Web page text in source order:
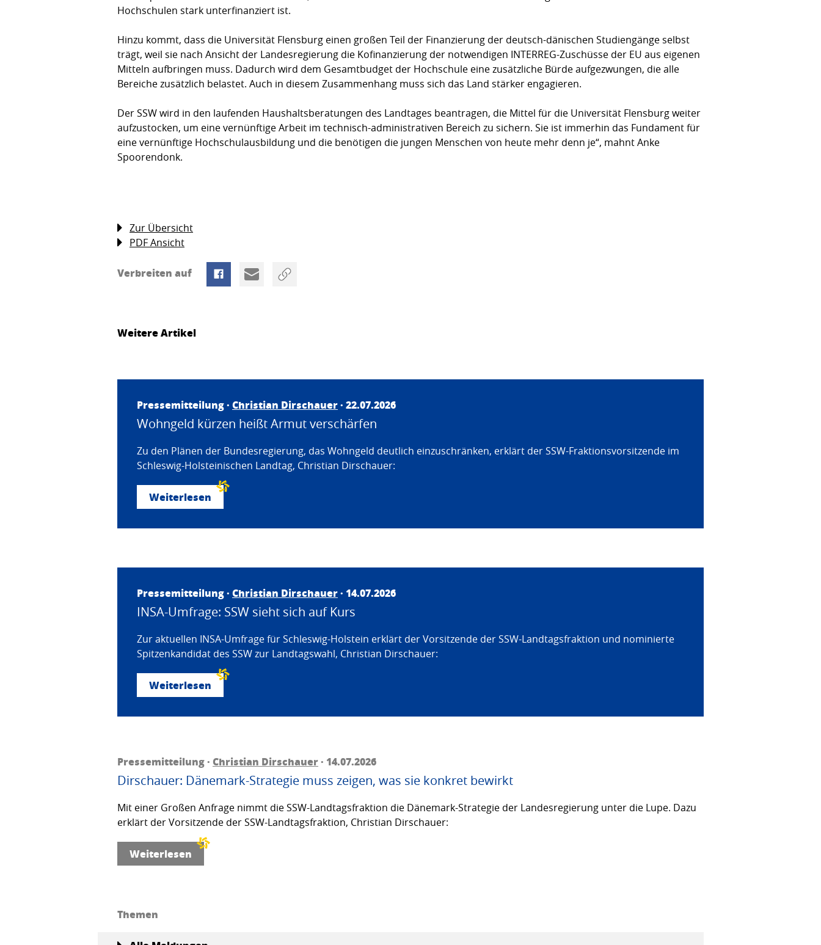
Hochschulen stark unterfinanziert ist.
Hinzu kommt, dass die Universität Flensburg einen großen Teil der Finanzierung der deutsch-dänischen Studiengänge selbst
trägt, weil sie nach Ansicht der Landesregierung die Kofinanzierung der notwendigen INTERREG-Zuschüsse der EU aus eigenen
Mitteln aufbringen muss. Dadurch wird dem Gesamtbudget der Hochschule eine zusätzliche Bürde aufgezwungen, die alle
Bereiche zusätzlich belastet. Auch in diesem Zusammenhang muss sich das Land stärker engagieren.
Der SSW wird in den laufenden Haushaltsberatungen des Landtages beantragen, die Mittel für die Universität Flensburg weiter
aufzustocken, um eine vernünftige Arbeit im technisch-administrativen Bereich zu sichern. Sie ist immerhin das Fundament für
eine vernünftige Hochschulausbildung und die benötigen die jungen Menschen von heute mehr denn je“, mahnt Anke
Spoorendonk.
Zur Übersicht
PDF Ansicht
Verbreiten auf
Weitere Artikel
Pressemitteilung · Christian Dirschauer· 22.07.2026
Wohngeld kürzen heißt Armut verschärfen
Zu den Plänen der Bundesregierung, das Wohngeld deutlich einzuschränken, erklärt der SSW-Fraktionsvorsitzende im
Schleswig-Holsteinischen Landtag, Christian Dirschauer:
Weiterlesen
Pressemitteilung · Christian Dirschauer· 14.07.2026
INSA-Umfrage: SSW sieht sich auf Kurs
Zur aktuellen INSA-Umfrage für Schleswig-Holstein erklärt der Vorsitzende der SSW-Landtagsfraktion und nominierte
Spitzenkandidat des SSW zur Landtagswahl, Christian Dirschauer:
Weiterlesen
Pressemitteilung · Christian Dirschauer· 14.07.2026
Dirschauer: Dänemark-Strategie muss zeigen, was sie konkret bewirkt
Mit einer Großen Anfrage nimmt die SSW-Landtagsfraktion die Dänemark-Strategie der Landesregierung unter die Lupe. Dazu
erklärt der Vorsitzende der SSW-Landtagsfraktion, Christian Dirschauer:
Weiterlesen
Themen